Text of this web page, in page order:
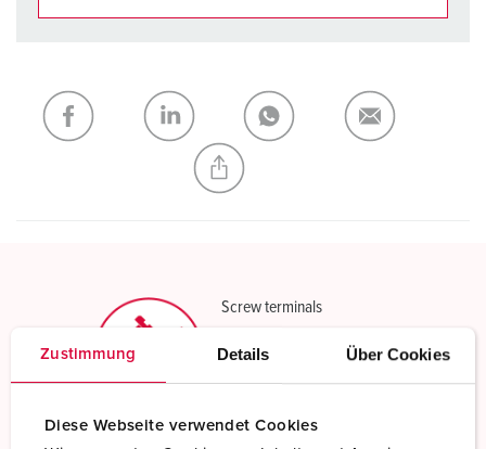
Zustimmung Details Über Cookies
Diese Webseite verwendet Cookies
My list ADD
CREATE A NEW LIST
Screw terminals
Read more